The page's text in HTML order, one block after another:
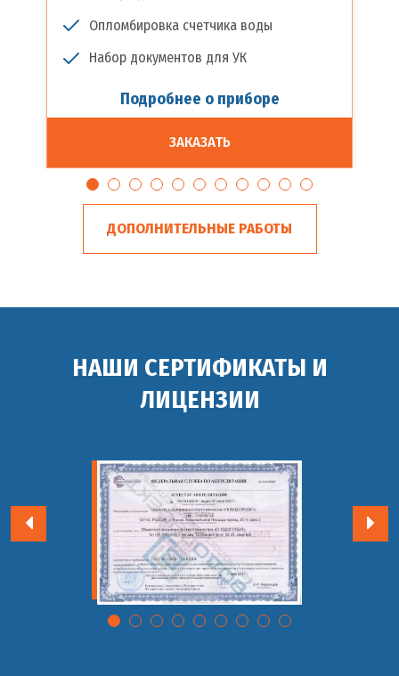
Опломбировка счетчика воды
Набор документов для УК
Подробнее о приборе
ЗАКАЗАТЬ
ДОПОЛНИТЕЛЬНЫЕ РАБОТЫ
НАШИ СЕРТИФИКАТЫ И
ЛИЦЕНЗИИ